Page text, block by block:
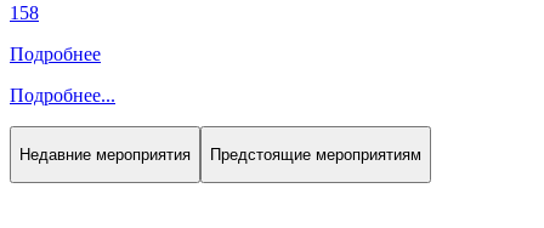
158
Подробнее
Подробнее...
Недавние мероприятия Предстоящие мероприятиям